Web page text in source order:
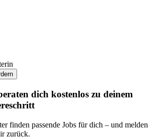
dich kostenlos zu deinem
finden passende Jobs für dich – und melden
zurück.